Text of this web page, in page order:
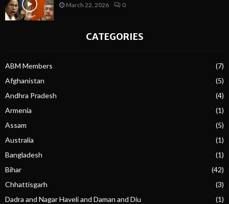
March 22, 2026 0
CATEGORIES
ABM Members
(7)
Afghanistan
(5)
Andhra Pradesh
(4)
Armenia
(1)
Assam
(5)
Australia
(1)
Bangladesh
(1)
Bihar
(42)
Chhattisgarh
(3)
Dadra and Nagar Haveli and Daman and Diu
(1)